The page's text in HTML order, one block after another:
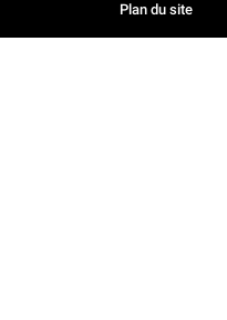
Plan du site